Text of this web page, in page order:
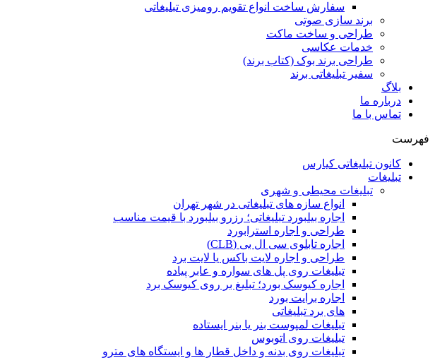
سفارش ساخت انواع تقویم رومیزی تبلیغاتی
برند سازی صوتی
طراحی و ساخت ماکت
خدمات عکاسی
طراحی برند بوک (کتاب برند)
سفیر تبلیغاتی برند
بلاگ
درباره ما
تماس با ما
فهرست
کانون تبلیغاتی کیارس
تبلیغات
تبلیغات محیطی و شهری
انواع سازه‌ های تبلیغاتی در شهر تهران
اجاره بیلبورد تبلیغاتی؛ رزرو بیلبورد با قیمت مناسب
طراحی و اجاره استرابورد
اجاره تابلوی سی ال بی (CLB)
طراحی و اجاره لایت باکس یا لایت برد
تبلیغات روی پل های سواره و عابر پیاده
اجاره کیوسک بورد؛ تبلیغ بر روی کیوسک برد
اجاره برایت بورد
های برد تبلیغاتی
تبلیغات لمپوست بنر یا بنر ایستاده
تبلیغات روی اتوبوس
تبلیغات روی بدنه و داخل قطار ها و ایستگاه های مترو